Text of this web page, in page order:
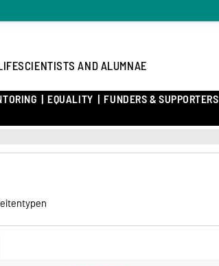
AND ALUMNAE
EQUALITY FUNDERS & SUPPORTERS